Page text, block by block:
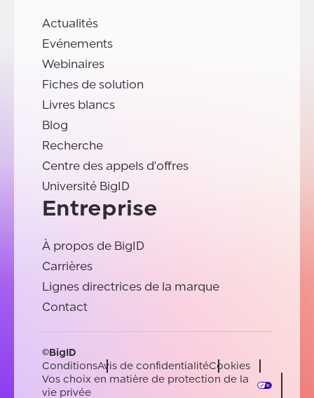
Actualités
Evénements
Webinaires
Fiches de solution
Livres blancs
Blog
Recherche
Centre des appels d'offres
Université BigID
Entreprise
À propos de BigID
Carrières
Lignes directrices de la marque
Contact
©BigID
ConditionsAvis de confidentialitéCookies
Vos choix en matière de protection de la
vie privée